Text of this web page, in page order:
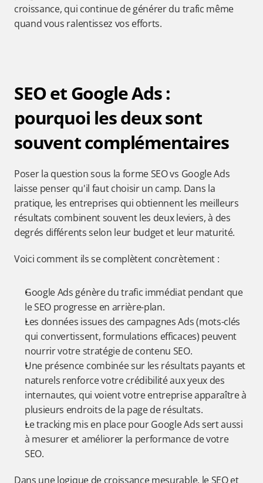
croissance, qui continue de générer du trafic même
quand vous ralentissez vos efforts.
SEO et Google Ads :
pourquoi les deux sont
souvent complémentaires
Poser la question sous la forme SEO vs Google Ads
laisse penser qu'il faut choisir un camp. Dans la
pratique, les entreprises qui obtiennent les meilleurs
résultats combinent souvent les deux leviers, à des
degrés différents selon leur budget et leur maturité.
Voici comment ils se complètent concrètement :
Google Ads génère du trafic immédiat pendant que
le SEO progresse en arrière-plan.
Les données issues des campagnes Ads (mots-clés
qui convertissent, formulations efficaces) peuvent
nourrir votre stratégie de contenu SEO.
Une présence combinée sur les résultats payants et
naturels renforce votre crédibilité aux yeux des
internautes, qui voient votre entreprise apparaître à
plusieurs endroits de la page de résultats.
Le tracking mis en place pour Google Ads sert aussi
à mesurer et améliorer la performance de votre
SEO.
Dans une logique de croissance mesurable, le SEO et